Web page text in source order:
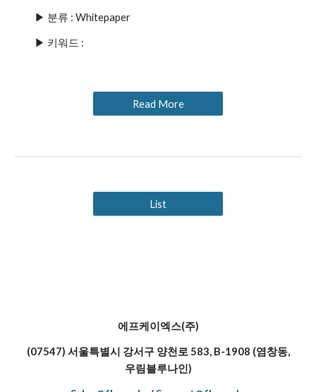
▶ 분류 : Whitepaper
▶ 키워드 :
Read More
List
에프케이엑스(주)
(07547) 서울특별시 강서구 양천로 583, B-1908 (염창동,
우림블루나인)